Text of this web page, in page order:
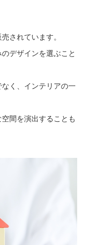
されています。
デザインを選ぶこと
く、インテリアの一
間を演出することも